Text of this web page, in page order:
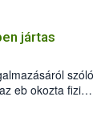
jártas
szóló
eb okozta fizikai
és annak